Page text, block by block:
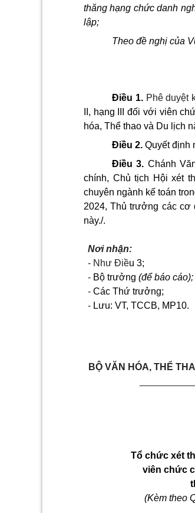
thăng hạng chức danh
lập;
Theo đề nghị của
Điều 1. Phê duyệt
II, hạng III đối với viên
hóa, Thể thao và Du lịch
Điều 2. Quyết định
Điều 3. Chánh
chính, Chủ tịch Hội xét
chuyên ngành kế toán
2024, Thủ trưởng các cơ
này./.
Nơi nhận:
- Như Điều 3;
- Bộ trưởng(để báo cáo);
-Các Thứ trưởng;
- Lưu: VT, TCCB, MP10.
BỘ VĂN HÓA, THỂ
Tổ chức xét
viên chức
(Kèm theo